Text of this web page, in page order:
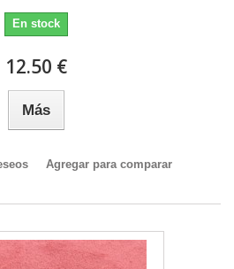
En stock
12.50 €
Más
Agregar para comparar